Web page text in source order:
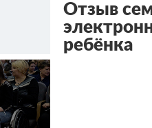
Отзыв
ребёнка